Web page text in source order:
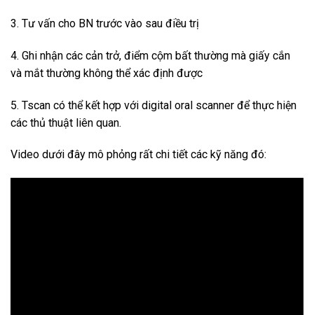
3. Tư vấn cho BN trước vào sau điều trị
4. Ghi nhận các cản trở, điểm cộm bất thường mà giấy cắn
và mắt thường không thể xác định được
5. Tscan có thể kết hợp với digital oral scanner để thực hiện
các thủ thuật liên quan.
Video dưới đây mô phỏng rất chi tiết các kỹ năng đó: